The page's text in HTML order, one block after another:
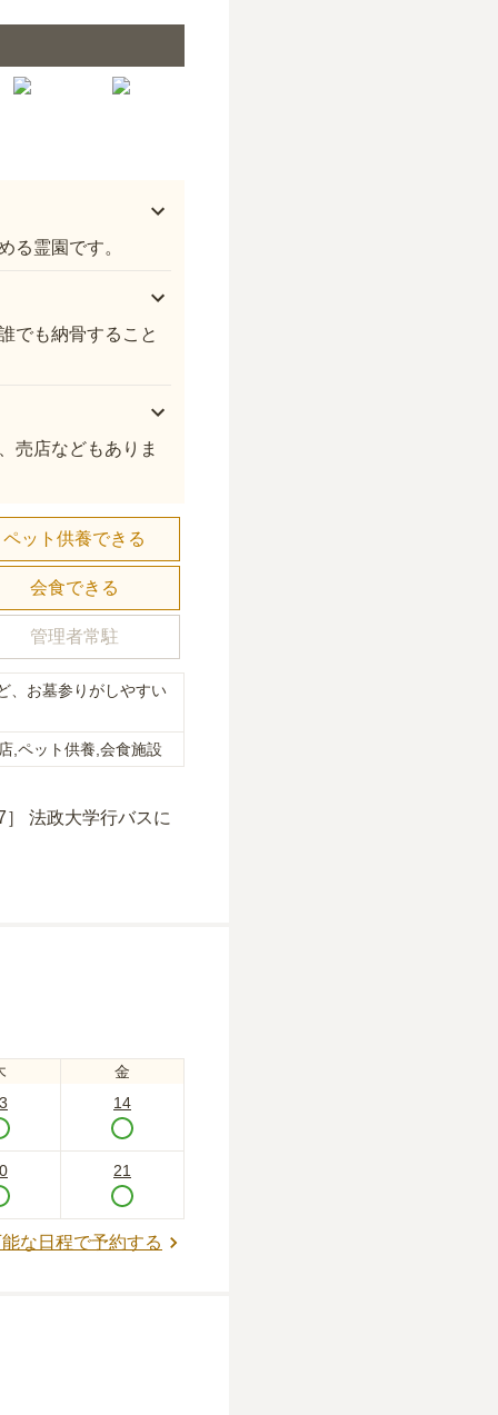
る霊園です。
でも納骨すること
売店などもありま
ペット供養できる
会食できる
管理者常駐
、お墓参りがしやすい
,ペット供養,会食施設
法政大学行バスに
金
14
21
な日程で予約する